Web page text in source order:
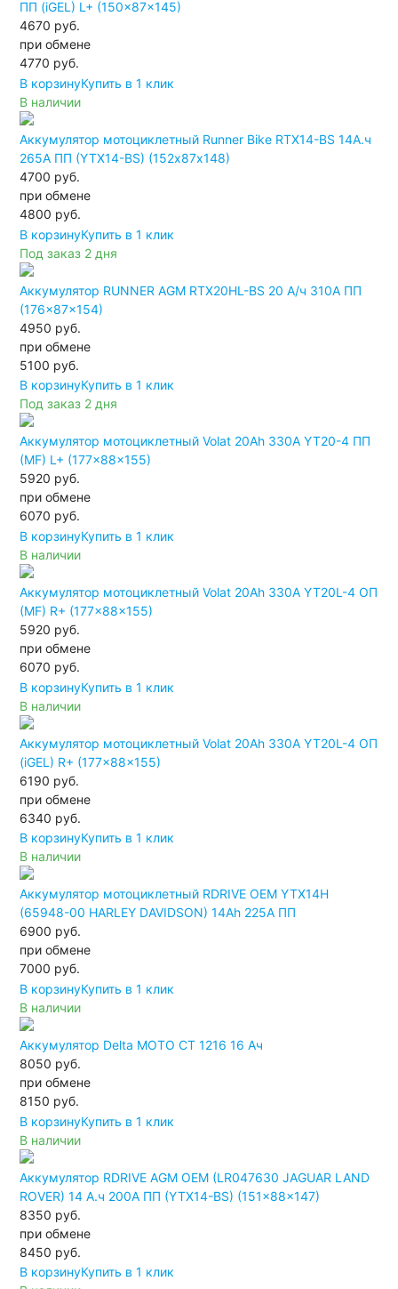
ПП (iGEL) L+ (150x87x145)
4670 руб.
при обмене
4770 руб.
В корзинуКупить в 1 клик
В наличии
Аккумулятор мотоциклетный Runner Bike RTX14-BS 14А.ч
265А ПП (YTX14-BS) (152х87х148)
4700 руб.
при обмене
4800 руб.
В корзинуКупить в 1 клик
Под заказ 2 дня
Аккумулятор RUNNER AGM RTX20HL-BS 20 А/ч 310A ПП
(176x87x154)
4950 руб.
при обмене
5100 руб.
В корзинуКупить в 1 клик
Под заказ 2 дня
Аккумулятор мотоциклетный Volat 20Ah 330А YT20-4 ПП
(MF) L+ (177x88x155)
5920 руб.
при обмене
6070 руб.
В корзинуКупить в 1 клик
В наличии
Аккумулятор мотоциклетный Volat 20Ah 330А YT20L-4 ОП
(MF) R+ (177x88x155)
5920 руб.
при обмене
6070 руб.
В корзинуКупить в 1 клик
В наличии
Аккумулятор мотоциклетный Volat 20Ah 330А YT20L-4 ОП
(iGEL) R+ (177x88x155)
6190 руб.
при обмене
6340 руб.
В корзинуКупить в 1 клик
В наличии
Аккумулятор мотоциклетный RDRIVE OEM YTX14H
(65948-00 HARLEY DAVIDSON) 14Ah 225А ПП
6900 руб.
при обмене
7000 руб.
В корзинуКупить в 1 клик
В наличии
Аккумулятор Delta MOTO CT 1216 16 Ач
8050 руб.
при обмене
8150 руб.
В корзинуКупить в 1 клик
В наличии
Аккумулятор RDRIVE AGM OEM (LR047630 JAGUAR LAND
ROVER) 14 А.ч 200А ПП (YTX14-BS) (151x88x147)
8350 руб.
при обмене
8450 руб.
В корзинуКупить в 1 клик